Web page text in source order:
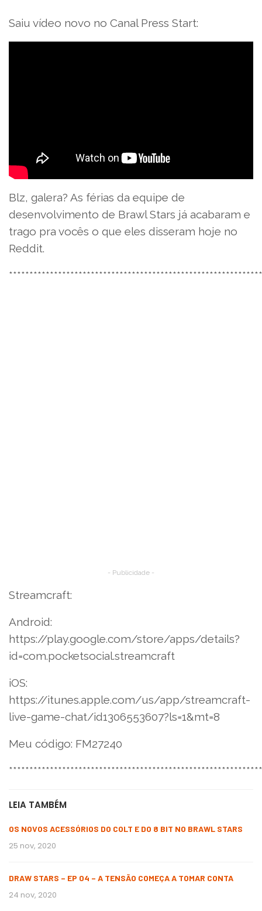
Saiu vídeo novo no Canal Press Start:
Blz, galera? As férias da equipe de
desenvolvimento de Brawl Stars já acabaram e
trago pra vocês o que eles disseram hoje no
Reddit.
- Publicidade -
Streamcraft:
Android:
https://play.google.com/store/apps/details?
id=com.pocketsocial.streamcraft
iOS:
https://itunes.apple.com/us/app/streamcraft-
live-game-chat/id1306553607?ls=1&mt=8
Meu código: FM27240
LEIA TAMBÉM
OS NOVOS ACESSÓRIOS DO COLT E DO 8 BIT NO BRAWL STARS
25 nov, 2020
DRAW STARS – EP 04 – A TENSÃO COMEÇA A TOMAR CONTA
24 nov, 2020